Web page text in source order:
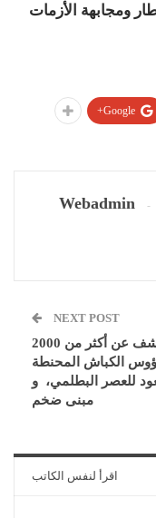
ومجابهة الأزمات
Google+
Webadmin
NEXT POST
الكشف عن أكثر من 2000
الكباش المحنطة
للعصر البطلمي، و
مبنى ضخم
اقرأ لنفس الكاتب